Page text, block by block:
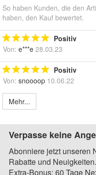
So haben Kunden, die den
haben, den Kauf bewertet.
Positiv
Von: e***e 28.03.23
Positiv
Von: snoooop 10.06.22
Mehr...
Verpasse keine
Abonniere jetzt unseren
Rabatte und Neuigkeiten.
Extra-Bonus: 60 Tage